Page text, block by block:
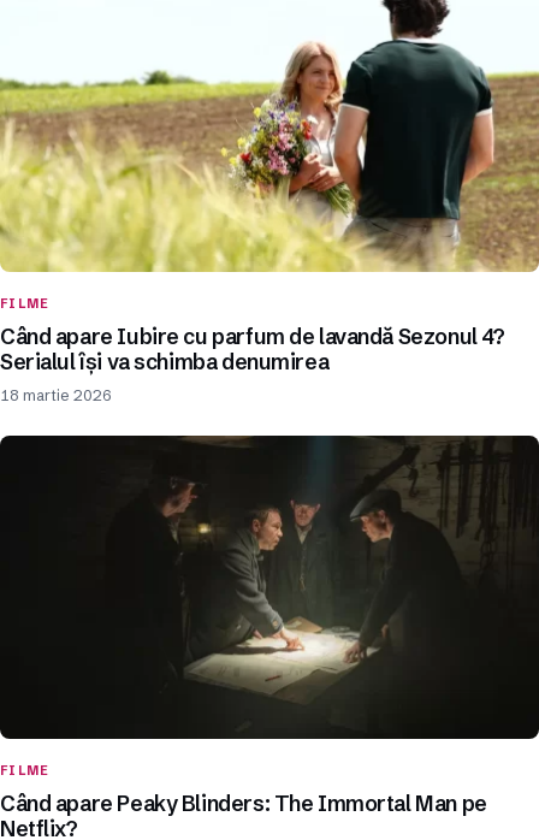
FILME
Când apare Iubire cu parfum de lavandă Sezonul 4?
Serialul își va schimba denumirea
18 martie 2026
FILME
Când apare Peaky Blinders: The Immortal Man pe
Netflix?